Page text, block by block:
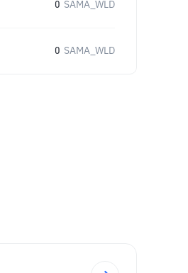
0 SAMA_WLD
0 SAMA_WLD